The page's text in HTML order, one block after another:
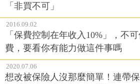
「非買不可」
2016.09.02
「保費控制在年收入10%」，不
費，要看你有能力做這件事嗎
2020.07.06
想改被保險人沒那麼簡單！連帶